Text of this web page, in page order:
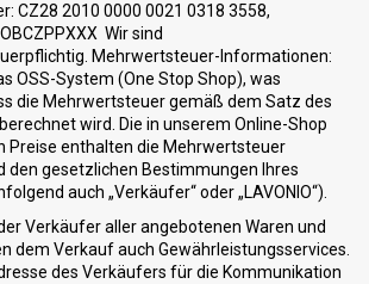
CZ28 2010 0000 0021 0318 3558,
Wir sind
Mehrwertsteuer-Informationen:
OSS-System (One Stop Shop), was
die Mehrwertsteuer gemäß dem Satz des
wird. Die in unserem Online-Shop
Preise enthalten die Mehrwertsteuer
den gesetzlichen Bestimmungen Ihres
auch „Verkäufer“ oder „LAVONIO“).
Verkäufer aller angebotenen Waren und
dem Verkauf auch Gewährleistungsservices.
des Verkäufers für die Kommunikation